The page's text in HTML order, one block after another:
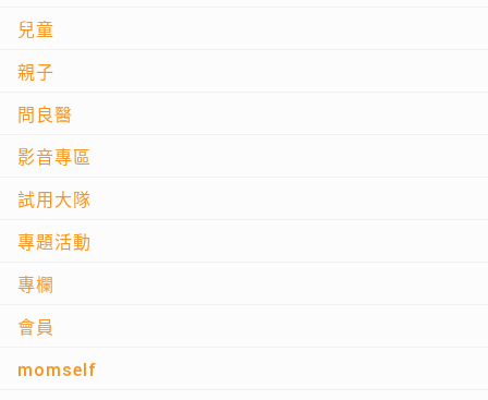
兒童
親子
問良醫
影音專區
試用大隊
專題活動
專欄
會員
momself